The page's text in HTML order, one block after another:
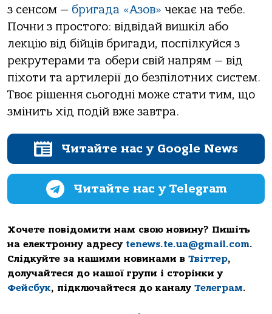
з сенсом — бригада «Азов» чекає на тебе.
Почни з простого: відвідай вишкіл або
лекцію від бійців бригади, поспілкуйся з
рекрутерами та обери свій напрям — від
піхоти та артилерії до безпілотних систем.
Твоє рішення сьогодні може стати тим, що
змінить хід подій вже завтра.
Читайте нас у Google News
Читайте нас у Telegram
Хочете повідомити нам свою новину? Пишіть
на електронну адресу tenews.te.ua@gmail.com.
Слідкуйте за нашими новинами в Твіттер,
долучайтеся до нашої групи і сторінки у
Фейсбук, підключайтеся до каналу Телеграм.